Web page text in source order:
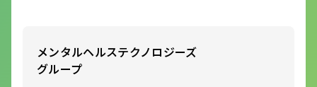
メンタルヘルステクノロジーズ
グループ